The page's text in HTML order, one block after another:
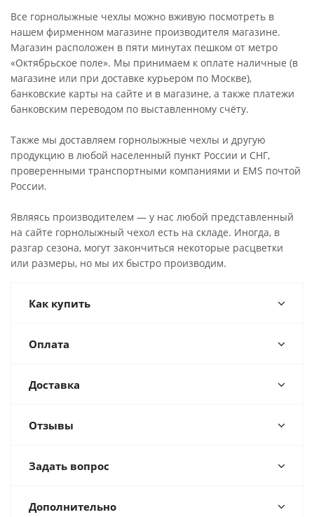
Все горнолыжные чехлы можно вживую посмотреть в
нашем фирменном магазине производителя магазине.
Магазин расположен в пяти минутах пешком от метро
«Октябрьское поле». Мы принимаем к оплате наличные (в
магазине или при доставке курьером по Москве),
банковские карты на сайте и в магазине, а также платежи
банковским переводом по выставленному счёту.
Также мы доставляем горнолыжные чехлы и другую
продукцию в любой населенный пункт России и СНГ,
проверенными транспортными компаниями и EMS почтой
России.
Являясь производителем — у нас любой представленный
на сайте горнолыжный чехол есть на складе. Иногда, в
разгар сезона, могут закончиться некоторые расцветки
или размеры, но мы их быстро производим.
Как купить
Оплата
Доставка
Отзывы
Задать вопрос
Дополнительно